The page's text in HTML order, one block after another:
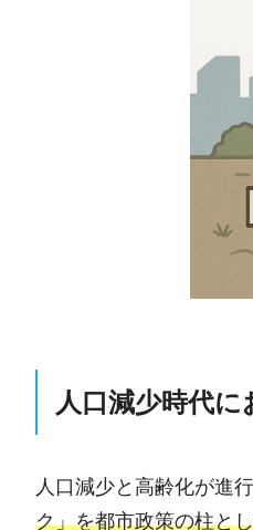
人口減少時代
人口減少と高齢化が進行
ク」を都市政策の柱と